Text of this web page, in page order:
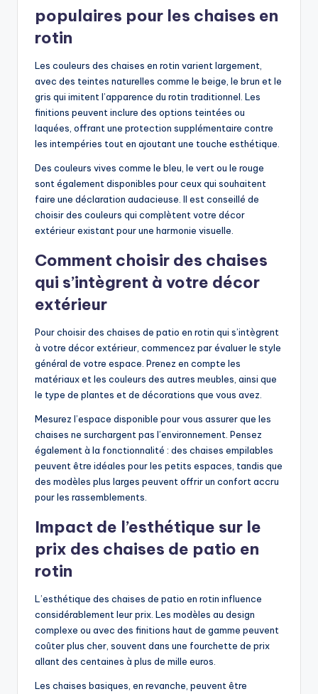
populaires pour les chaises en
rotin
Les couleurs des chaises en rotin varient largement,
avec des teintes naturelles comme le beige, le brun et le
gris qui imitent l’apparence du rotin traditionnel. Les
finitions peuvent inclure des options teintées ou
laquées, offrant une protection supplémentaire contre
les intempéries tout en ajoutant une touche esthétique.
Des couleurs vives comme le bleu, le vert ou le rouge
sont également disponibles pour ceux qui souhaitent
faire une déclaration audacieuse. Il est conseillé de
choisir des couleurs qui complètent votre décor
extérieur existant pour une harmonie visuelle.
Comment choisir des chaises
qui s’intègrent à votre décor
extérieur
Pour choisir des chaises de patio en rotin qui s’intègrent
à votre décor extérieur, commencez par évaluer le style
général de votre espace. Prenez en compte les
matériaux et les couleurs des autres meubles, ainsi que
le type de plantes et de décorations que vous avez.
Mesurez l’espace disponible pour vous assurer que les
chaises ne surchargent pas l’environnement. Pensez
également à la fonctionnalité : des chaises empilables
peuvent être idéales pour les petits espaces, tandis que
des modèles plus larges peuvent offrir un confort accru
pour les rassemblements.
Impact de l’esthétique sur le
prix des chaises de patio en
rotin
L’esthétique des chaises de patio en rotin influence
considérablement leur prix. Les modèles au design
complexe ou avec des finitions haut de gamme peuvent
coûter plus cher, souvent dans une fourchette de prix
allant des centaines à plus de mille euros.
Les chaises basiques, en revanche, peuvent être